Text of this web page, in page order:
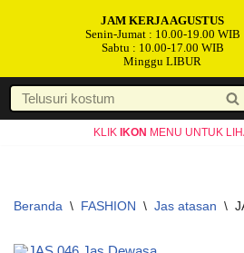
Lompat
KLIK IKON MENU UNTUK
Beranda \ FASHION \ Jas atasan \
JAM KERJA AGUSTUS
Senin-Jumat : 10.00-19.00 WIB
Sabtu : 10.00-17.00 WIB
Minggu LIBUR